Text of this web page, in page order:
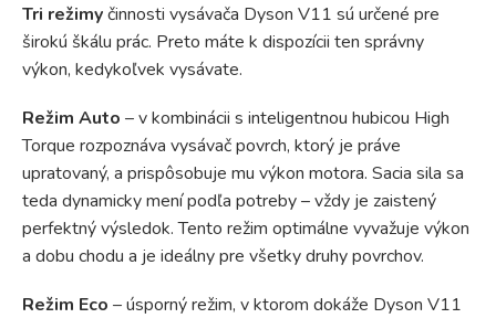
Tri režimyčinnosti vysávača Dyson V11 sú určené pre
širokú škálu prác. Preto máte k dispozícii ten správny
výkon, kedykoľvek vysávate.
Režim Auto – v kombinácii s inteligentnou hubicou High
Torque rozpoznáva vysávač povrch, ktorý je práve
upratovaný, a prispôsobuje mu výkon motora. Sacia sila sa
teda dynamicky mení podľa potreby – vždy je zaistený
perfektný výsledok. Tento režim optimálne vyvažuje výkon
a dobu chodu a je ideálny pre všetky druhy povrchov.
Režim Eco – úsporný režim, v ktorom dokáže Dyson V11